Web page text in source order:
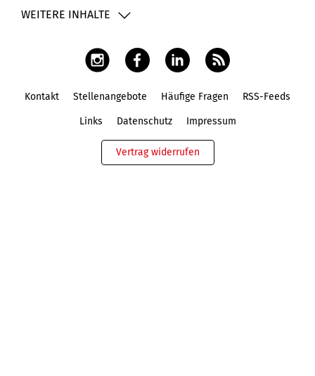
WEITERE INHALTE
Kontakt Stellenangebote Häufige Fragen RSS-Feeds
Links Datenschutz Impressum
Vertrag widerrufen